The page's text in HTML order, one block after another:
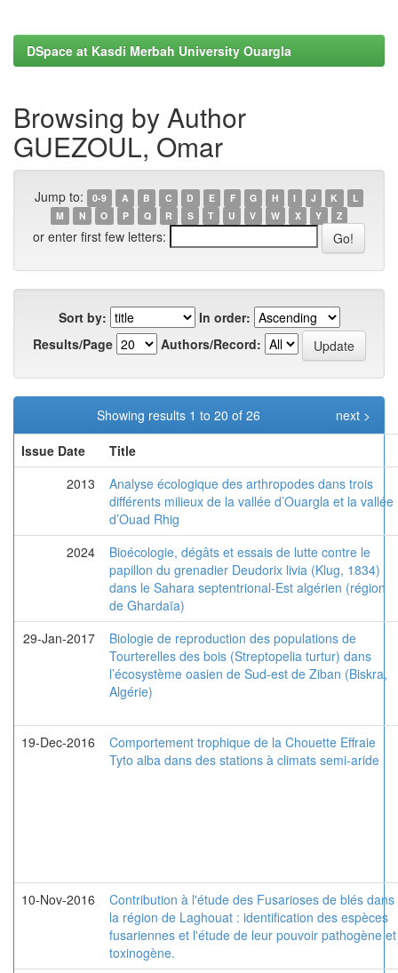
DSpace at Kasdi Merbah University Ouargla
Browsing by Author
GUEZOUL, Omar
Jump to: 0-9 A B C D E F G H I J K
L
M
N O P Q R S T U V W X Y Z
or enter first few letters:
Sort by:
In order:
Results/Page
Authors/Record:
Showing results 1 to 20 of 26
next >
Issue Date
Title
2013
Analyse écologique des arthropodes dans trois
différents milieux de la vallée d’Ouargla et la vallée
d’Ouad Rhig
2024
Bioécologie, dégâts et essais de lutte contre le
papillon du grenadier Deudorix livia (Klug, 1834)
dans le Sahara septentrional-Est algérien (région
de Ghardaïa)
29-Jan-2017
Biologie de reproduction des populations de
Tourterelles des bois (Streptopelia turtur) dans
l’écosystème oasien de Sud-est de Ziban (Biskra,
Algérie)
19-Dec-2016
Comportement trophique de la Chouette Effraie
Tyto alba dans des stations à climats semi-aride
10-Nov-2016
Contribution à l'étude des Fusarioses de blés dans
la région de Laghouat : identification des espèces
fusariennes et l'étude de leur pouvoir pathogène et
toxinogène.